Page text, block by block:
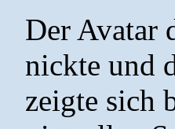
Der Avatar
nickte und
zeigte sich